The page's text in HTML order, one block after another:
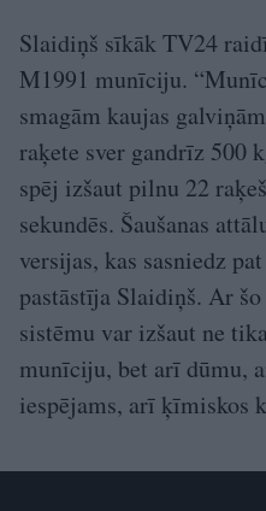
Slaidiņš sīkāk TV24
M1991 munīciju.
smagām kaujas
raķete sver gandrīz 500
spēj izšaut pilnu 22
sekundēs. Šaušanas
versijas, kas sasniedz
pastāstīja Slaidiņš. Ar
sistēmu var izšaut ne
munīciju, bet arī dūmu,
iespējams, arī ķīmiskos